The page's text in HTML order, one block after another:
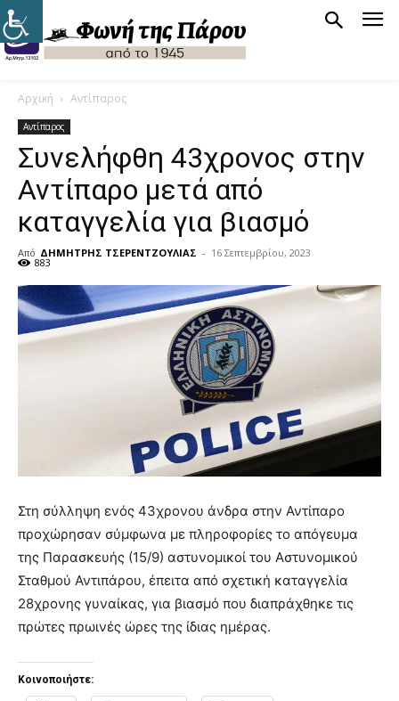
Αρχική Αντίπαρος
Αντίπαρος
Συνελήφθη 43χρονος στην
Αντίπαρο μετά από
καταγγελία για βιασμό
Από ΔΗΜΗΤΡΗΣ ΤΣΕΡΕΝΤΖΟΥΛΙΑΣ - 16 Σεπτεμβρίου, 2023
883
Στη σύλληψη ενός 43χρονου άνδρα στην Αντίπαρο
προχώρησαν σύμφωνα με πληροφορίες το απόγευμα
της Παρασκευής (15/9) αστυνομικοί του Αστυνομικού
Σταθμού Αντιπάρου, έπειτα από σχετική καταγγελία
28χρονης γυναίκας, για βιασμό που διαπράχθηκε τις
πρώτες πρωινές ώρες της ίδιας ημέρας.
Κοινοποιήστε: